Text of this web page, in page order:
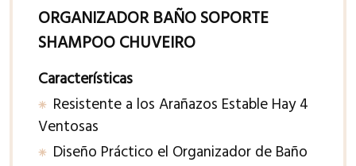
ORGANIZADOR BAÑO SOPORTE
SHAMPOO CHUVEIRO
Características
Resistente a los Arañazos Estable Hay 4
Ventosas
Diseño Práctico el Organizador de Baño